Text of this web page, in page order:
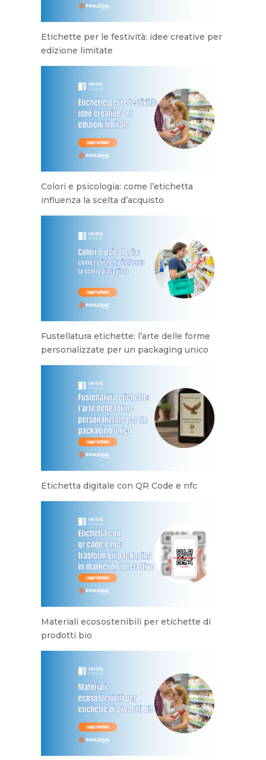
Etichette per le festività: idee creative per
edizione limitate
Colori e psicologia: come l’etichetta
influenza la scelta d’acquisto
Fustellatura etichette: l’arte delle forme
personalizzate per un packaging unico
Etichetta digitale con QR Code e nfc
Materiali ecosostenibili per etichette di
prodotti bio